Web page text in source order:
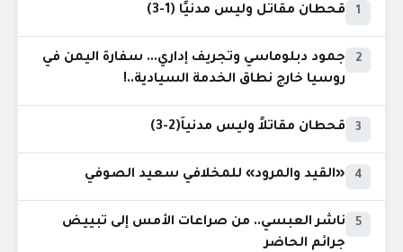
1 قحطان مقاتل وليس مدنيًا (1-3)
2
جمود دبلوماسي وتجريف إداري... سفارة اليمن في
روسيا خارج نطاق الخدمة السيادية..!
3 قحطان مقاتلاً وليس مدنياً(2-3)
4 «القيد والمرود» للمخلافي سعيد الصوفي
5
ناشر العبسي.. من صراعات الأمس إلى تبييض
جرائم الحاضر